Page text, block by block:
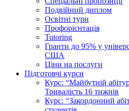
Подвійний диплом
Освітні тури
Профорієнтація
Tutoring
Гранти до 95% у
США
Ціни на послуги
Підготовчі курси
Курс: “Майбутній
Тривалість 16 тижнів
Курс: “Закордонний